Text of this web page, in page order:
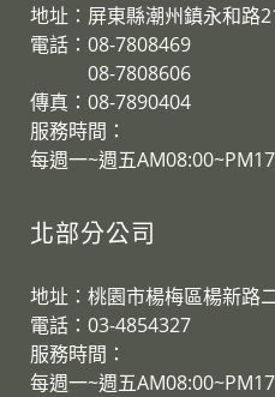
地址：屏東縣潮州鎮永和路
電話：08-7808469
08-7808606
傳真：08-7890404
服務時間：
每週一~週五
北部分公司
地址：桃園市楊梅區楊新路
電話：03-4854327
服務時間：
每週一~週五